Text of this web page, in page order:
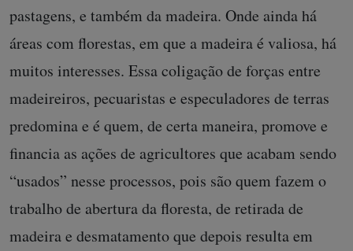
pastagens, e também da madeira. Onde ainda há
áreas com florestas, em que a madeira é valiosa, há
muitos interesses. Essa coligação de forças entre
madeireiros, pecuaristas e especuladores de terras
predomina e é quem, de certa maneira, promove e
financia as ações de agricultores que acabam sendo
“usados” nesse processos, pois são quem fazem o
trabalho de abertura da floresta, de retirada de
madeira e desmatamento que depois resulta em